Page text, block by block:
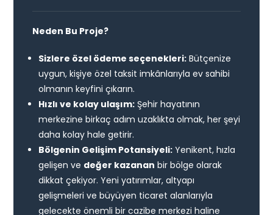
Neden Bu Proje?
Sizlere özel ödeme seçenekleri: Bütçenize
uygun, kişiye özel taksit imkânlarıyla ev sahibi
olmanın keyfini çıkarın.
Hızlı ve kolay ulaşım: Şehir hayatının
merkezine birkaç adım uzaklıkta olmak, her şeyi
daha kolay hale getirir.
Bölgenin Gelişim Potansiyeli: Yenikent, hızla
gelişen ve değer kazanan bir bölge olarak
dikkat çekiyor. Yeni yatırımlar, altyapı
gelişmeleri ve büyüyen ticaret alanlarıyla
gelecekte önemli bir cazibe merkezi haline